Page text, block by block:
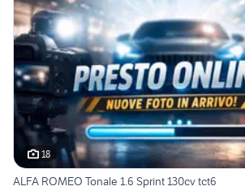
18
ALFA ROMEO Tonale 1.6 Sprint 130cv tct6